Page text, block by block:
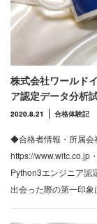
株式会社ワールド
ア認定データ分析
2020.8.21 合格体験記
◆合格者情報・所属会
https://www.witc.co.jp
Python3エンジニア認
出会った際の第一印